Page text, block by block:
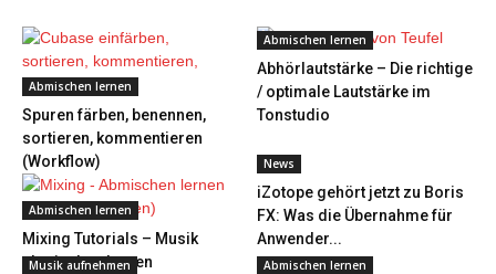
Abmischen lernen
Spuren färben, benennen,
sortieren, kommentieren
(Workflow)
Abmischen lernen
Abhörlautstärke – Die richtige
/ optimale Lautstärke im
Tonstudio
Abmischen lernen
Mixing Tutorials – Musik
abmischen lernen
News
iZotope gehört jetzt zu Boris
FX: Was die Übernahme für
Anwender...
Musik aufnehmen Abmischen lernen